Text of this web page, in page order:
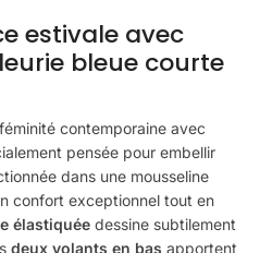
estivale avec
bleue courte
contemporaine avec
pensée pour embellir
dans une mousseline
confort exceptionnel tout en
élastiquée dessine subtilement
deux volants en bas apportent